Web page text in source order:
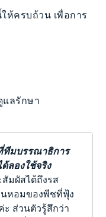
ห้ครบถ้วน เพื่อการ
แลรักษา
ทีมบรรณาธิการ
ลองใช้จริง
สัมผัสได้ถึงรส
หอมของพีชที่ฟุ้ง
ะ ส่วนตัวรู้สึกว่า